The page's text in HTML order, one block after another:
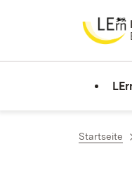
Zum Inhalt
Startseite